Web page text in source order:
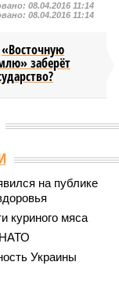
08.04.2016 11:14
08.04.2016 11:14
«Восточную
заберёт
пора давать
давать
196